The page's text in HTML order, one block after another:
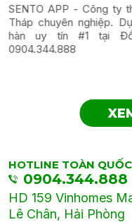
SENTO APP - Công ty
Tháp chuyên nghiệp.
hàn uy tín #1 tại
0904.344.888
HOTLINE TOÀN QUỐC
0904.344.888
HD 159 Vinhomes
Lê Chân, Hải Phòng